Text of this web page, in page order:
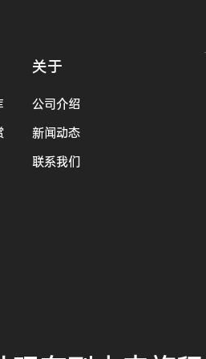
关于
公司介绍
新闻动态
联系我们